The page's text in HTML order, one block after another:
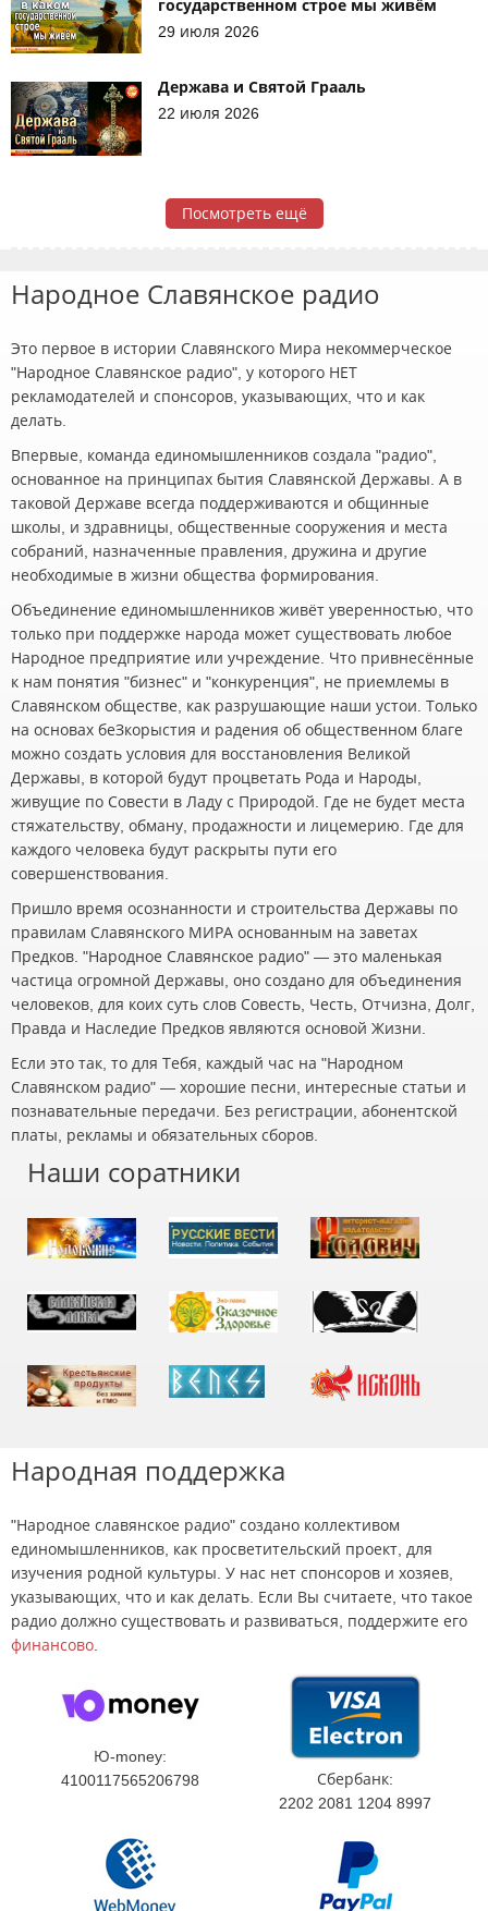
государственном строе мы живём
29 июля 2026
Держава и Святой Грааль
22 июля 2026
Посмотреть ещё
Народное Славянское радио
Это первое в истории Славянского Мира некоммерческое
"Народное Славянское радио", у которого НЕТ
рекламодателей и спонсоров, указывающих, что и как
делать.
Впервые, команда единомышленников создала "радио",
основанное на принципах бытия Славянской Державы. А в
таковой Державе всегда поддерживаются и общинные
школы, и здравницы, общественные сооружения и места
собраний, назначенные правления, дружина и другие
необходимые в жизни общества формирования.
Объединение единомышленников живёт уверенностью, что
только при поддержке народа может существовать любое
Народное предприятие или учреждение. Что привнесённые
к нам понятия "бизнес" и "конкуренция", не приемлемы в
Славянском обществе, как разрушающие наши устои. Только
на основах беЗкорыстия и радения об общественном благе
можно создать условия для восстановления Великой
Державы, в которой будут процветать Рода и Народы,
живущие по Совести в Ладу с Природой. Где не будет места
стяжательству, обману, продажности и лицемерию. Где для
каждого человека будут раскрыты пути его
совершенствования.
Пришло время осознанности и строительства Державы по
правилам Славянского МИРА основанным на заветах
Предков. "Народное Славянское радио" — это маленькая
частица огромной Державы, оно создано для объединения
человеков, для коих суть слов Совесть, Честь, Отчизна, Долг,
Правда и Наследие Предков являются основой Жизни.
Если это так, то для Тебя, каждый час на "Народном
Славянском радио" — хорошие песни, интересные статьи и
познавательные передачи. Без регистрации, абонентской
платы, рекламы и обязательных сборов.
Наши соратники
Народная поддержка
"Народное славянское радио" создано коллективом
единомышленников, как просветительский проект, для
изучения родной культуры. У нас нет спонсоров и хозяев,
указывающих, что и как делать. Если Вы считаете, что такое
радио должно существовать и развиваться, поддержите его
финансово
Ю-money:
4100117565206798
Сбербанк:
2202 2081 1204 8997